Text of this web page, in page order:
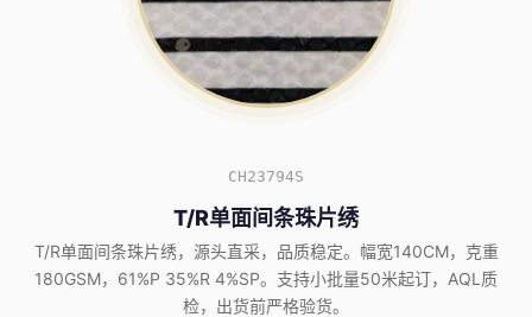
CH23794S
T/R单面间条珠片绣
T/R单面间条珠片绣，源头直采，品质稳定。幅宽140CM，克重
180GSM，61%P 35%R 4%SP。支持小批量50米起订，AQL质
检，出货前严格验货。